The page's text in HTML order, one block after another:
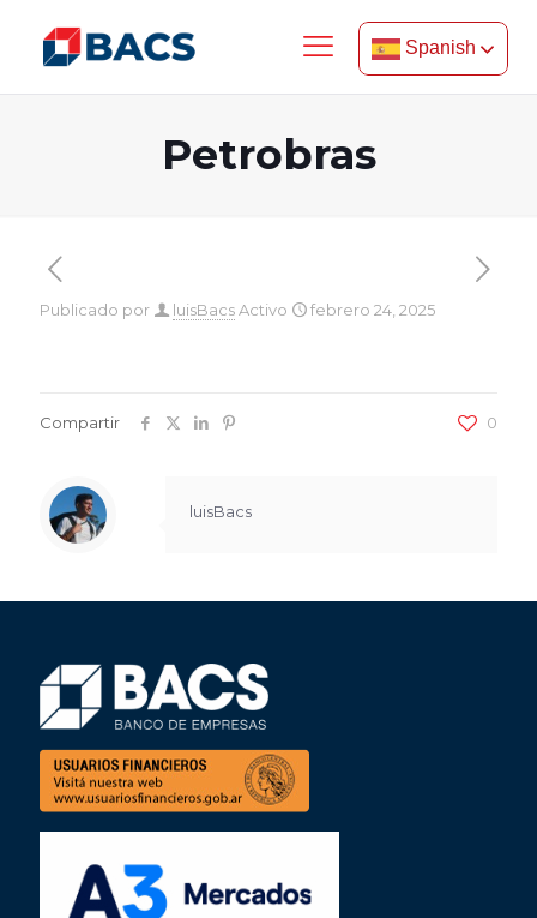
Spanish
Petrobras
Publicado por luisBacsActivo febrero 24, 2025
Compartir 0
luisBacs